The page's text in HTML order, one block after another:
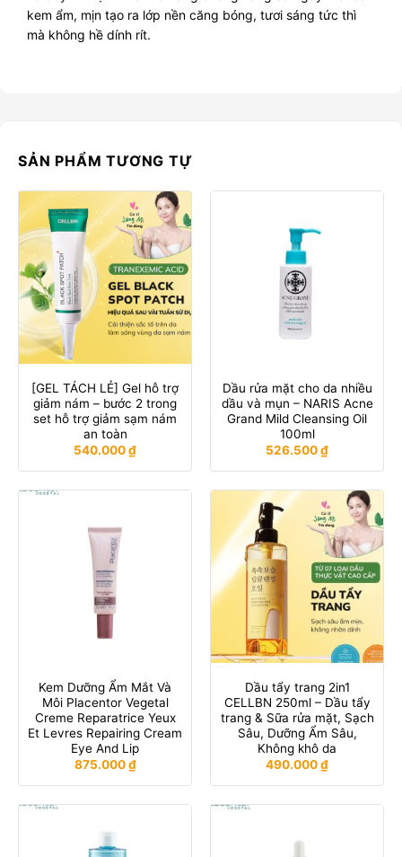
kem ẩm, mịn tạo ra lớp nền căng bóng, tươi sáng tức thì
mà không hề dính rít.
SẢN PHẨM TƯƠNG TỰ
[GEL TÁCH LẺ] Gel hỗ trợ
giảm nám – bước 2 trong
set hỗ trợ giảm sạm nám
an toàn
540.000₫
Dầu rửa mặt cho da nhiều
dầu và mụn – NARIS Acne
Grand Mild Cleansing Oil
100ml
526.500₫
Kem Dưỡng Ẩm Mắt Và
Môi Placentor Vegetal
Creme Reparatrice Yeux
Et Levres Repairing Cream
Eye And Lip
875.000₫
Dầu tẩy trang 2in1
CELLBN 250ml – Dầu tẩy
trang & Sữa rửa mặt, Sạch
Sâu, Dưỡng Ẩm Sâu,
Không khô da
490.000₫